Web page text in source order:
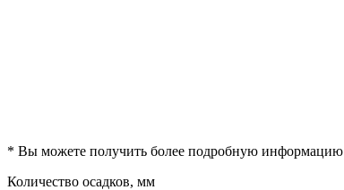
* Вы можете получить более подробную информацию
Количество осадков, мм